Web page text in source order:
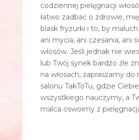
codziennej pielęgnacji
łatwo zadbać o zdrowie,
blask fryzurki i to, by maluch
ani mycia, ani czesania, ani
włosów. Jeśli jednak nie
lub Twój synek bardzo źle
na włosach, zapraszamy do
salonu TakToTu, gdzie Ciebie
wszystkiego nauczymy, a
malca oswoimy z